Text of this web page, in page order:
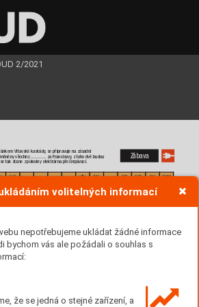
volitelných informací
nepotřebujeme ukládat žádné informace
bychom vás ale požádali o souhlas s
že se jedná o stejné zařízení, a
Zábava
•
lánkem Vltavské kaskády, se připravuje na zásadní
všechny ............. za Francisovy, ztoho dvě budou
tak stane zpoloviny elektrárna přečerpávací.
2/2021